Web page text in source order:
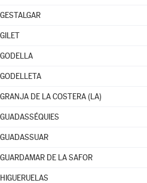
GESTALGAR
GILET
GODELLA
GODELLETA
GRANJA DE LA COSTERA (LA)
GUADASSÉQUIES
GUADASSUAR
GUARDAMAR DE LA SAFOR
HIGUERUELAS